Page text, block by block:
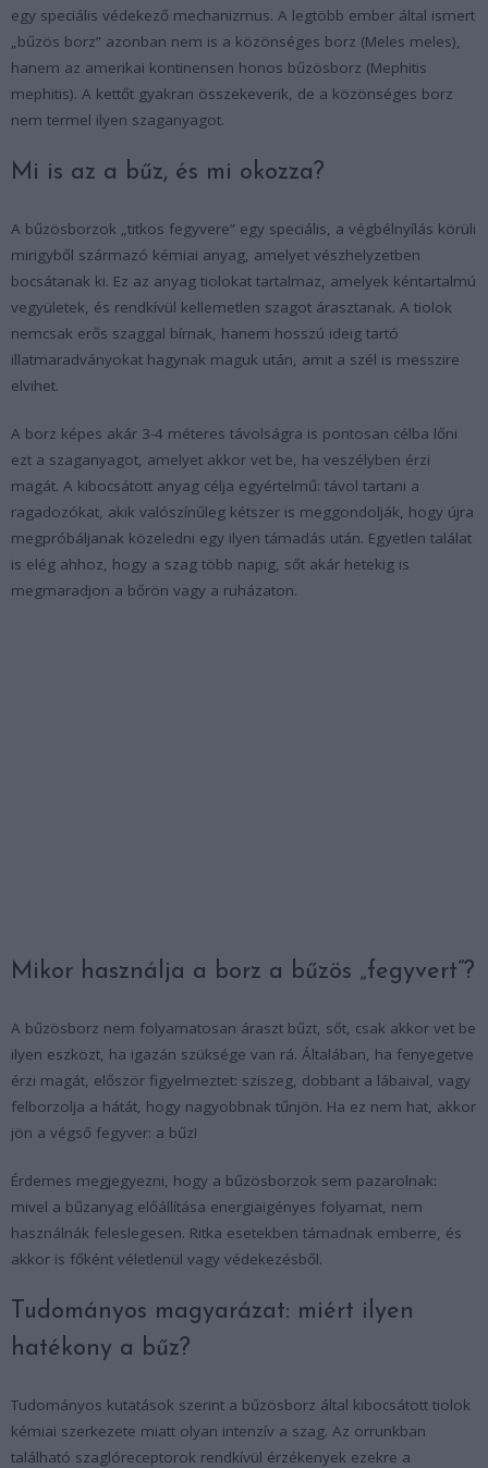
egy speciális védekező mechanizmus. A legtöbb ember által ismert
„bűzös borz” azonban nem is a közönséges borz (Meles meles),
hanem az amerikai kontinensen honos bűzösborz (Mephitis
mephitis). A kettőt gyakran összekeverik, de a közönséges borz
nem termel ilyen szaganyagot.
Mi is az a bűz, és mi okozza?
A bűzösborzok „titkos fegyvere” egy speciális, a végbélnyílás körüli
mirigyből származó kémiai anyag, amelyet vészhelyzetben
bocsátanak ki. Ez az anyag tiolokat tartalmaz, amelyek kéntartalmú
vegyületek, és rendkívül kellemetlen szagot árasztanak. A tiolok
nemcsak erős szaggal bírnak, hanem hosszú ideig tartó
illatmaradványokat hagynak maguk után, amit a szél is messzire
elvihet.
A borz képes akár 3-4 méteres távolságra is pontosan célba lőni
ezt a szaganyagot, amelyet akkor vet be, ha veszélyben érzi
magát. A kibocsátott anyag célja egyértelmű: távol tartani a
ragadozókat, akik valószínűleg kétszer is meggondolják, hogy újra
megpróbáljanak közeledni egy ilyen támadás után. Egyetlen találat
is elég ahhoz, hogy a szag több napig, sőt akár hetekig is
megmaradjon a bőrön vagy a ruházaton.
Mikor használja a borz a bűzös „fegyvert”?
A bűzösborz nem folyamatosan áraszt bűzt, sőt, csak akkor vet be
ilyen eszközt, ha igazán szüksége van rá. Általában, ha fenyegetve
érzi magát, először figyelmeztet: sziszeg, dobbant a lábaival, vagy
felborzolja a hátát, hogy nagyobbnak tűnjön. Ha ez nem hat, akkor
jön a végső fegyver: a bűz!
Érdemes megjegyezni, hogy a bűzösborzok sem pazarolnak:
mivel a bűzanyag előállítása energiaigényes folyamat, nem
használnák feleslegesen. Ritka esetekben támadnak emberre, és
akkor is főként véletlenül vagy védekezésből.
Tudományos magyarázat: miért ilyen
hatékony a bűz?
Tudományos kutatások szerint a bűzösborz által kibocsátott tiolok
kémiai szerkezete miatt olyan intenzív a szag. Az orrunkban
található szaglóreceptorok rendkívül érzékenyek ezekre a